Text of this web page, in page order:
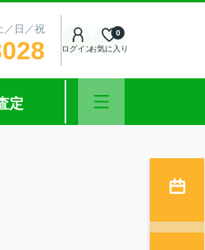
日／祝
ログインお気に入り
0
定